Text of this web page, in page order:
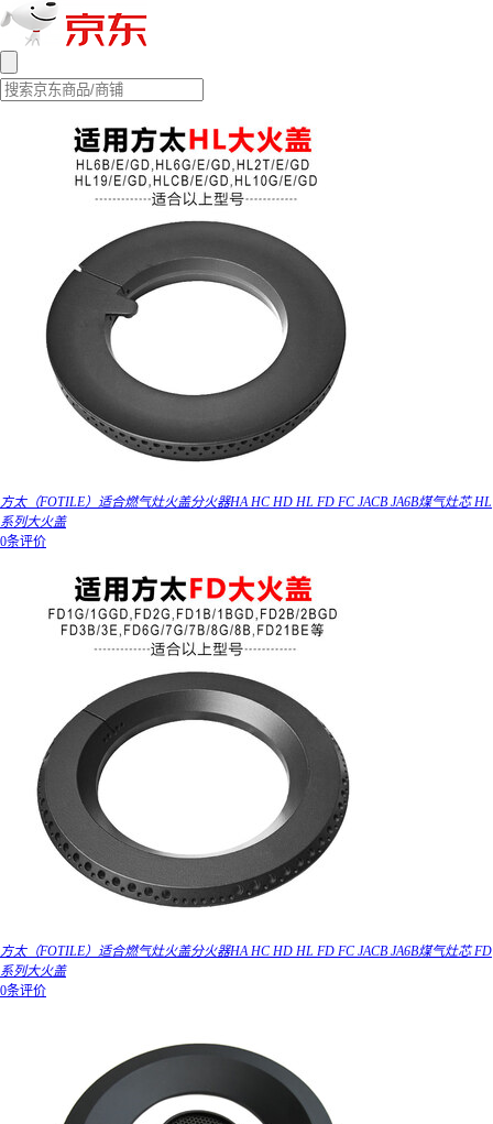
方太（FOTILE）适合燃气灶火盖分火器HA HC HD HL FD FC JACB JA6B煤气灶芯 HL
系列大火盖
0条评价
方太（FOTILE）适合燃气灶火盖分火器HA HC HD HL FD FC JACB JA6B煤气灶芯 FD
系列大火盖
0条评价